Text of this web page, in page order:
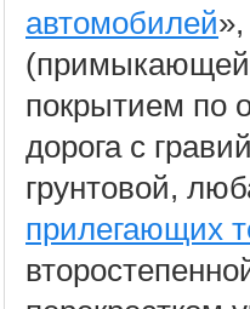
автомобилей
покрытием по
дорога с
грунтовой,
прилегающих